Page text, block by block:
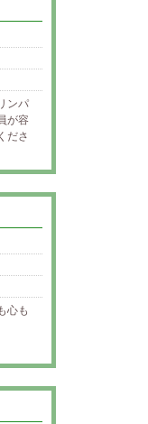
ンパ
が容
ださ
心も